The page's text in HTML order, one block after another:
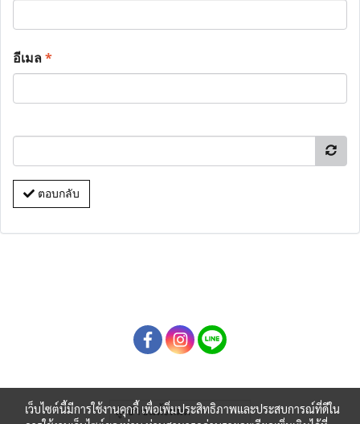
อีเมล*
ตอบกลับ
ผู้เข้าชมทั้งหมด
เว็บไซต์นี้มีการใช้งานคุกกี้ เพื่อเพิ่มประสิทธิภาพและประสบการณ์ที่ดีใน